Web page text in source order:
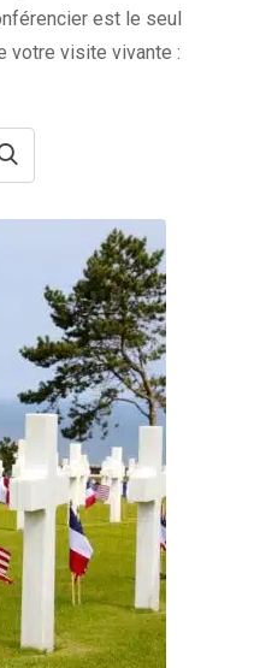
est le seul
votre visite vivante :